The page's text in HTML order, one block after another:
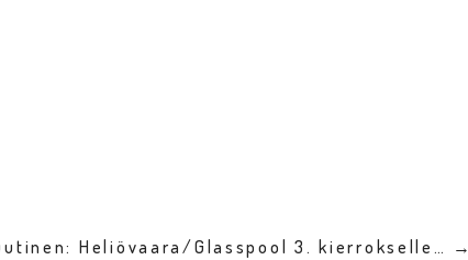
Heliövaara/Glasspool 3. kierrokselle… →